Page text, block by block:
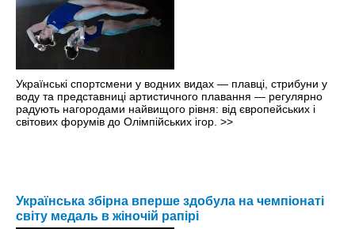
Українські спортсмени у водних видах — плавці, стрибуни у
воду та представниці артистичного плавання — регулярно
радують нагородами найвищого рівня: від європейських і
світових форумів до Олімпійських ігор. >>
Українська збірна вперше здобула на чемпіонаті
світу медаль в жіночій рапірі